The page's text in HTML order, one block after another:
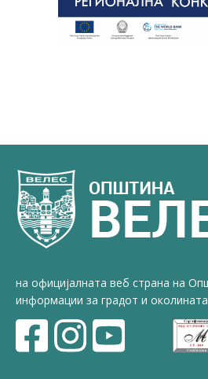
на официјалната веб страна на
информации за градот и